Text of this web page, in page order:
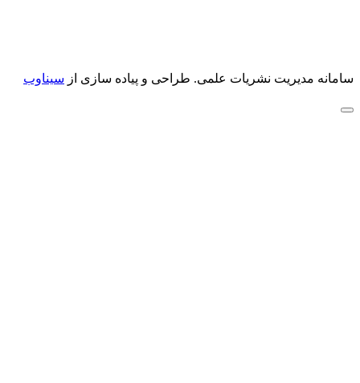
سامانه مدیریت نشریات علمی. طراحی و پیاده سازی از سیناوب